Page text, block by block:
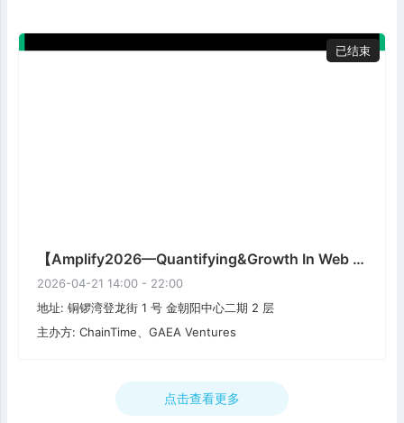
已结束
【Amplify2026—Quantifying&Growth In Web 4.0】
2026-04-21 14:00 - 22:00
地址: 铜锣湾登龙街 1 号 金朝阳中心二期 2 层
主办方: ChainTime、GAEA Ventures
点击查看更多